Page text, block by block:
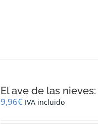
El ave de las
9,96€ IVA incluido